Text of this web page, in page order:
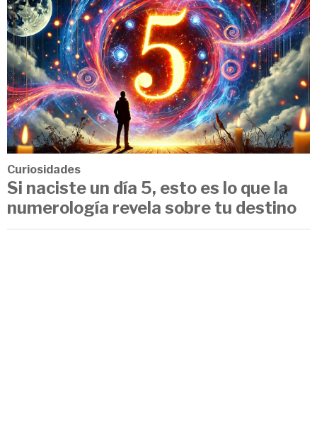
Curiosidades
Si naciste un día 5, esto es lo que la
numerología revela sobre tu destino